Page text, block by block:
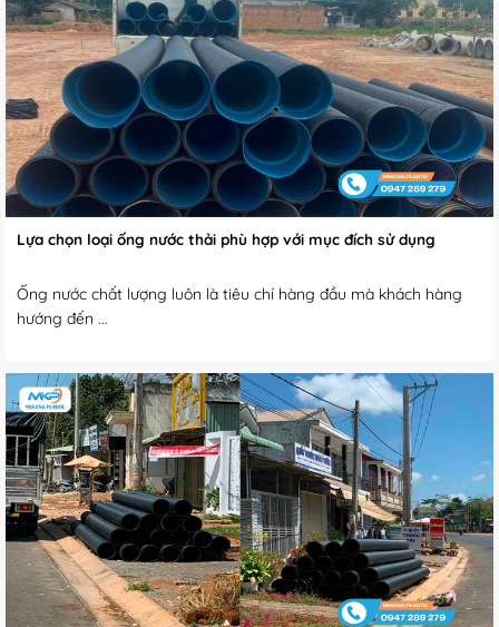
Lựa chọn loại ống nước thải phù hợp với mục đích sử dụng
Ống nước chất lượng luôn là tiêu chí hàng đầu mà khách hàng
hướng đến ...